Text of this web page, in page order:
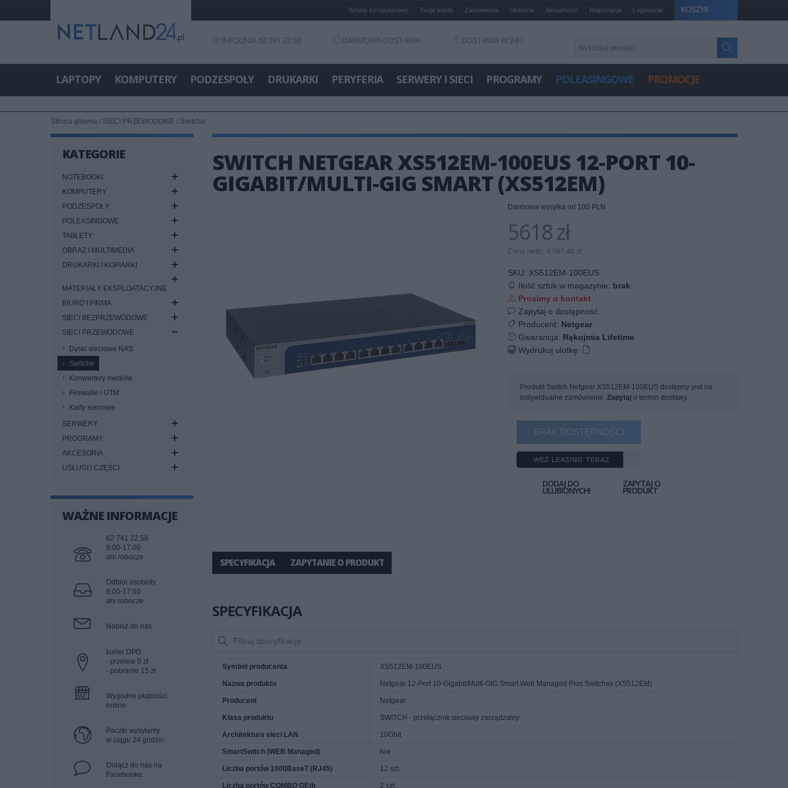
KOSZYK
Serwis komputerowy Twoje konto Zamówienia Ulubione Aktualności Rejestracja Logowanie
INFOLINIA 62 741 22 58 DARMOWA DOSTAWA DOSTAWA W 24H
LAPTOPY KOMPUTERY PODZESPOŁY DRUKARKI PERYFERIA SERWERY I SIECI PROGRAMY POLEASINGOWE PROMOCJE
Strona główna / SIECI PRZEWODOWE / Switche
KATEGORIE
NOTEBOOKI
KOMPUTERY
PODZESPOŁY
POLEASINGOWE
TABLETY
OBRAZ I MULTIMEDIA
DRUKARKI I KOPIARKI
MATERIAŁY EKSPLOATACYJNE
BIURO I FIRMA
SIECI BEZPRZEWODOWE
SIECI PRZEWODOWE
Dyski sieciowe NAS
Switche
Konwertery mediów
Firewalle i UTM
Karty sieciowe
SERWERY
PROGRAMY
AKCESORIA
USŁUGI i CZĘŚCI
WAŻNE INFORMACJE
62 741 22 58
9:00-17:00
dni robocze
Odbiór osobisty
8:00-17:00
dni robocze
Napisz do nas
kurier DPD:
- przelew 0 zł
- pobranie 15 zł
Wygodne płatności
online
Paczki wysyłamy
w ciągu 24 godzin.
Dołącz do nas na
Facebooku.
SWITCH NETGEAR XS512EM-100EUS 12-PORT 10-
GIGABIT/MULTI-GIG SMART (XS512EM)
Darmowa wysyłka od 100 PLN
5618 zł
Cena netto: 4 567,48 zł
SKU: XS512EM-100EUS
Ilość sztuk w magazynie: brak
Prosimy o kontakt
Zapytaj o dostępność
Producent: Netgear
Gwarancja: Rękojmia Lifetime
Wydrukuj ulotkę:
Produkt Switch Netgear XS512EM-100EUS dostępny jest na
indywidualne zamówienie. Zapytaj o termin dostawy.
BRAK DOSTĘPNOŚCI
WEŹ LEASING TERAZ
DODAJ DO
ULUBIONYCH!
ZAPYTAJ O
PRODUKT
SPECYFIKACJA ZAPYTANIE O PRODUKT
SPECYFIKACJA
Symbol producenta XS512EM-100EUS
Nazwa produktu Netgear 12-Port 10-Gigabit/Multi-GIG Smart Web Managed Plus Switches (XS512EM)
Producent Netgear
Klasa produktu SWITCH - przełącznik sieciowy zarządzalny
Architektura sieci LAN 10Gbit
SmartSwitch (WEB Managed) Nie
Liczba portów 1000BaseT (RJ45) 12 szt.
Liczba portów COMBO GEth
2 szt.